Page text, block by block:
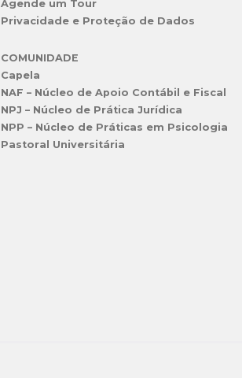
Agende um Tour
Privacidade e Proteção de Dados
COMUNIDADE
Capela
NAF – Núcleo de Apoio Contábil e Fiscal
NPJ – Núcleo de Prática Jurídica
NPP – Núcleo de Práticas em Psicologia
Pastoral Universitária